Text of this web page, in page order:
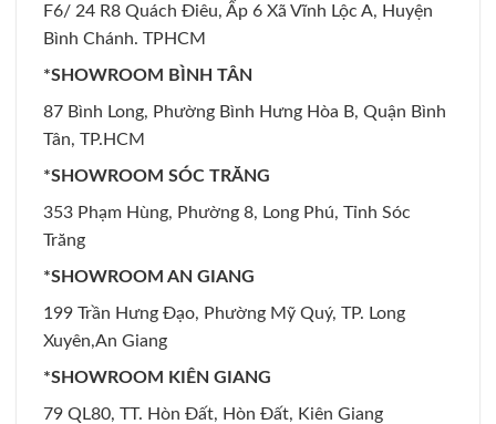
F6/ 24 R8 Quách Điêu, Ấp 6 Xã Vĩnh Lộc A, Huyện
Bình Chánh. TPHCM
*SHOWROOM BÌNH TÂN
87 Bình Long, Phường Bình Hưng Hòa B, Quận Bình
Tân, TP.HCM
*SHOWROOM SÓC TRĂNG
353 Phạm Hùng, Phường 8, Long Phú, Tỉnh Sóc
Trăng
*SHOWROOM AN GIANG
199 Trần Hưng Đạo, Phường Mỹ Quý, TP. Long
Xuyên,An Giang
*SHOWROOM KIÊN GIANG
79 QL80, TT. Hòn Đất, Hòn Đất, Kiên Giang